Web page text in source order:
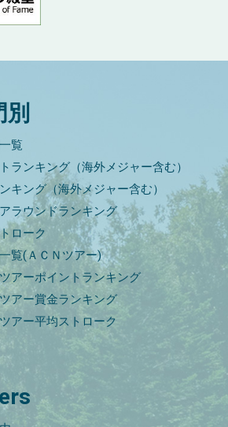
覧
ランキング（海外メジャー含む）
キング（海外メジャー含む）
ラウンドランキング
ローク
覧(ＡＣＮツアー)
アーポイントランキング
アー賞金ランキング
アー平均ストローク